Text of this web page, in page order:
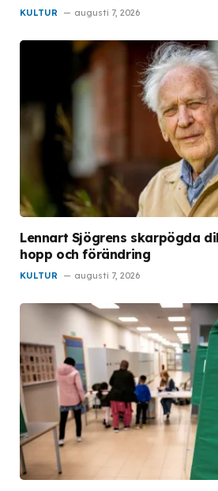
KULTUR augusti 7, 2026
Lennart Sjögrens skarpögda
hopp och förändring
KULTUR augusti 7, 2026